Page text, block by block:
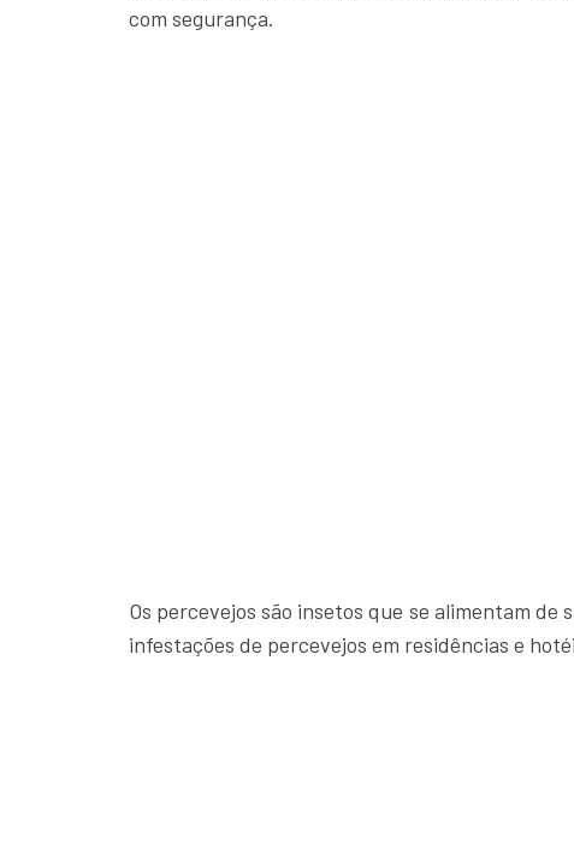
com segurança.
Os percevejos são insetos que se alimentam
infestações de percevejos em residências e